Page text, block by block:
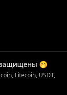
защищены 🤭
Litecoin, USDT,